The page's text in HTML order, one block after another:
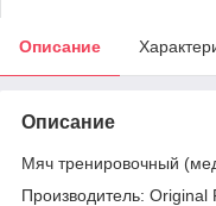
Описание
Описание
Мяч тренировочный
Производитель: Original